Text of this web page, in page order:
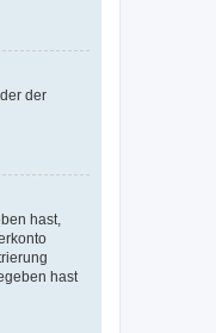
der
hast,
hast